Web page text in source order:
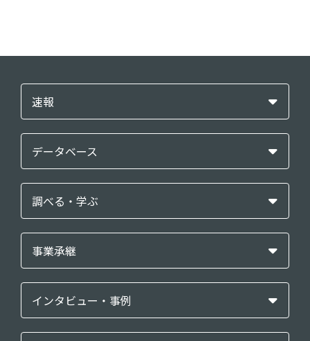
速報
データベース
調べる・学ぶ
事業承継
インタビュー・事例